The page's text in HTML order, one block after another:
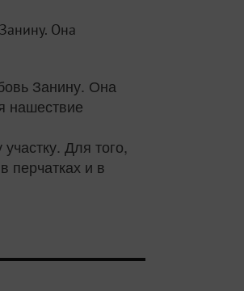
Она
Занину. Она
нашествие
Для того,
перчатках и в